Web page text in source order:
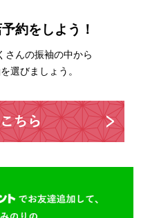
約をしよう！
さんの振袖の中から
選びましょう。